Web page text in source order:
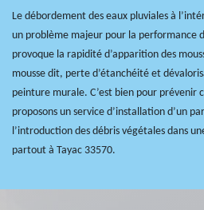
Le débordement des eaux pluviales à
un problème majeur pour la performance
provoque la rapidité d’apparition des
mousse dit, perte d’étanchéité et
peinture murale. C’est bien pour prévenir
proposons un service d’installation d’un
l’introduction des débris végétales dans
partout à Tayac 33570.